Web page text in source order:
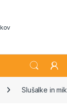
Slušalke in